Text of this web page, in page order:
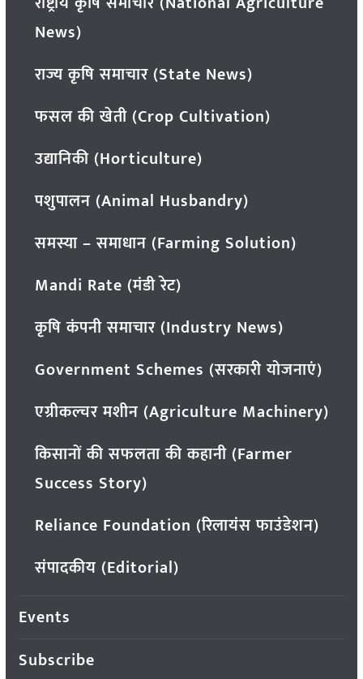
News)
राज्य कृषि समाचार (State News)
फसल की खेती (Crop Cultivation)
उद्यानिकी (Horticulture)
पशुपालन (Animal Husbandry)
समस्या – समाधान (Farming Solution)
Mandi Rate (मंडी रेट)
कृषि कंपनी समाचार (Industry News)
Government Schemes (सरकारी योजनाएं)
एग्रीकल्चर मशीन (Agriculture Machinery)
किसानों की सफलता की कहानी (Farmer
Success Story)
Reliance Foundation (रिलायंस फाउंडेशन)
संपादकीय (Editorial)
Events
Subscribe